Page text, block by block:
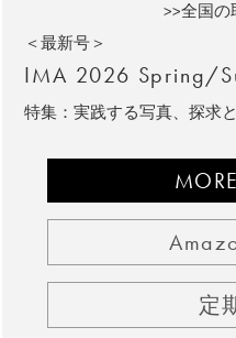
>>全国の
＜最新号＞
IMA 2026 Spring/
特集：実践する写真、探求
定